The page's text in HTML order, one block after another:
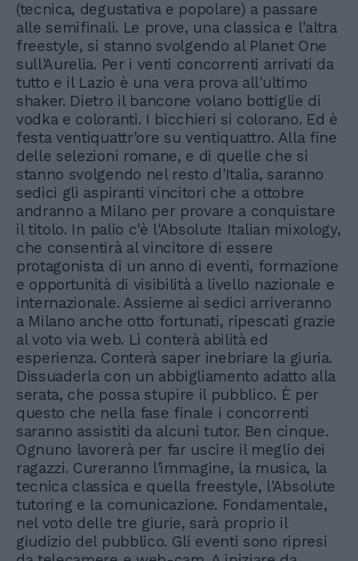
(tecnica, degustativa e popolare) a passare
alle semifinali. Le prove, una classica e l'altra
freestyle, si stanno svolgendo al Planet One
sull'Aurelia. Per i venti concorrenti arrivati da
tutto e il Lazio è una vera prova all'ultimo
shaker. Dietro il bancone volano bottiglie di
vodka e coloranti. I bicchieri si colorano. Ed è
festa ventiquattr'ore su ventiquattro. Alla fine
delle selezioni romane, e di quelle che si
stanno svolgendo nel resto d'Italia, saranno
sedici gli aspiranti vincitori che a ottobre
andranno a Milano per provare a conquistare
il titolo. In palio c'è l'Absolute Italian mixology,
che consentirà al vincitore di essere
protagonista di un anno di eventi, formazione
e opportunità di visibilità a livello nazionale e
internazionale. Assieme ai sedici arriveranno
a Milano anche otto fortunati, ripescati grazie
al voto via web. Lì conterà abilità ed
esperienza. Conterà saper inebriare la giuria.
Dissuaderla con un abbigliamento adatto alla
serata, che possa stupire il pubblico. È per
questo che nella fase finale i concorrenti
saranno assistiti da alcuni tutor. Ben cinque.
Ognuno lavorerà per far uscire il meglio dei
ragazzi. Cureranno l'immagine, la musica, la
tecnica classica e quella freestyle, l'Absolute
tutoring e la comunicazione. Fondamentale,
nel voto delle tre giurie, sarà proprio il
giudizio del pubblico. Gli eventi sono ripresi